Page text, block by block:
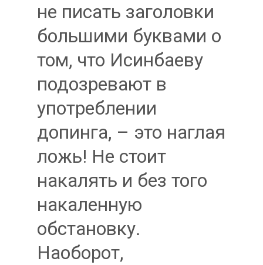
не писать заголовки
большими буквами о
том, что Исинбаеву
подозревают в
употреблении
допинга, – это наглая
ложь! Не стоит
накалять и без того
накаленную
обстановку.
Наоборот,